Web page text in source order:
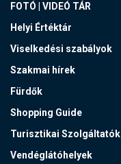
FOTÓ | VIDEÓ TÁR
Helyi Értéktár
Viselkedési szabályok
Szakmai hírek
Fürdők
Shopping Guide
Turisztikai Szolgáltatók
Vendéglátóhelyek